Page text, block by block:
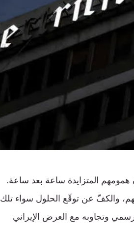
همومهم المتزايدة ساعة بعد ساعة.
والكفّ عن توقّع الحلول سواء تلك
وتجاوبه مع العرض الإيراني